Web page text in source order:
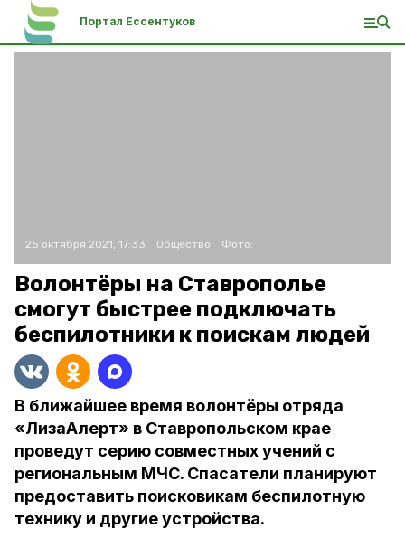
Портал Ессентуков
25 октября 2021, 17:33 Общество Фото:
Волонтёры на Ставрополье
смогут быстрее подключать
беспилотники к поискам людей
В ближайшее время волонтёры отряда
«ЛизаАлерт» в Ставропольском крае
проведут серию совместных учений с
региональным МЧС. Cпасатели планируют
предоставить поисковикам беспилотную
технику и другие устройства.